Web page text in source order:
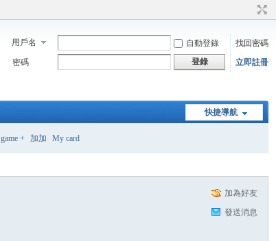
用戶名 自動登錄
找回密碼
密碼
登錄 立即註冊
快捷導航
game + 加加 My card
加為好友
發送消息